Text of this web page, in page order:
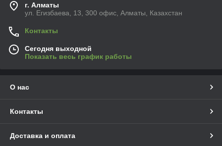
г. Алматы
ул. Егизбаева, 13, 300 офис, Алматы, Казахстан
Контакты
Сегодня выходной
Показать весь график работы
О нас
Контакты
Доставка и оплата